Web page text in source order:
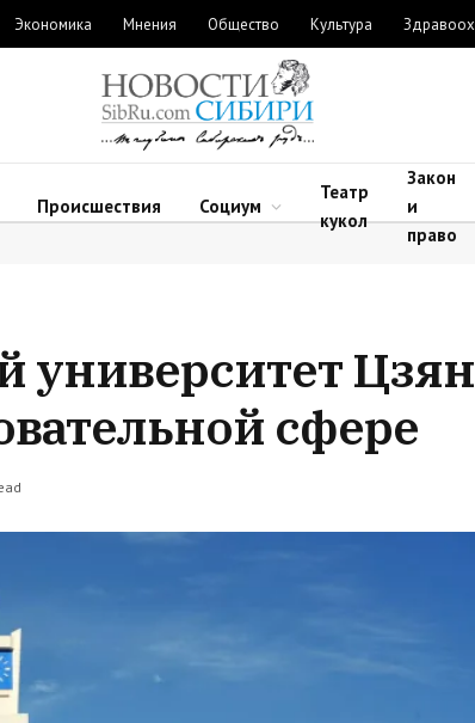
Экономика Мнения Общество Культура
Происшествия Социум
Театр
кукол
Закон
и
право
университет
сфере